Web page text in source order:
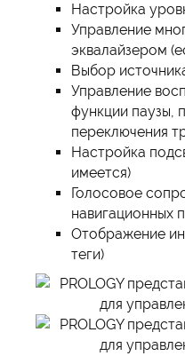
Настройка
Управление
эквалайзером
Выбор
Управление
функции паузы,
переключения
Настройка
имеется)
Голосовое
навигационных
Отображение
теги)